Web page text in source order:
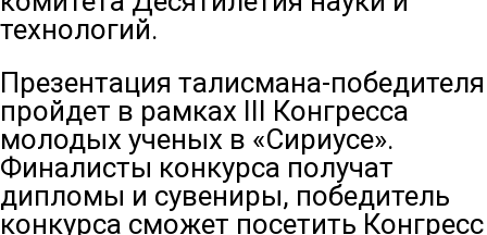
технологий.
Презентация талисмана-победителя
пройдет в рамках III Конгресса
молодых ученых в «Сириусе».
Финалисты конкурса получат
дипломы и сувениры, победитель
конкурса сможет посетить Конгресс